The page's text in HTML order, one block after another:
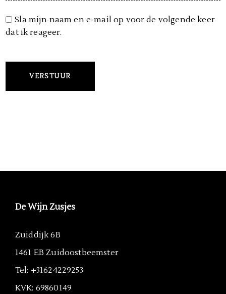
Sla mijn naam en e-mail op voor de volgende keer
dat ik reageer.
VERSTUUR
De Wijn Zusjes
Zuiddijk 6B
1461 EB Zuidoostbeemster
Tel: +31624229253
KVK: 69860149